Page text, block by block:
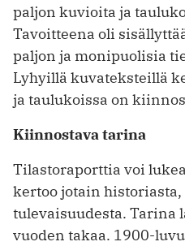
paljon kuvioita ja
Tavoitteena oli
paljon ja monipuolisia
Lyhyillä kuvateksteillä
ja taulukoissa on
Kiinnostava tarina
Tilastoraporttia voi
kertoo jotain
tulevaisuudesta. Tarina
vuoden takaa. 1900-